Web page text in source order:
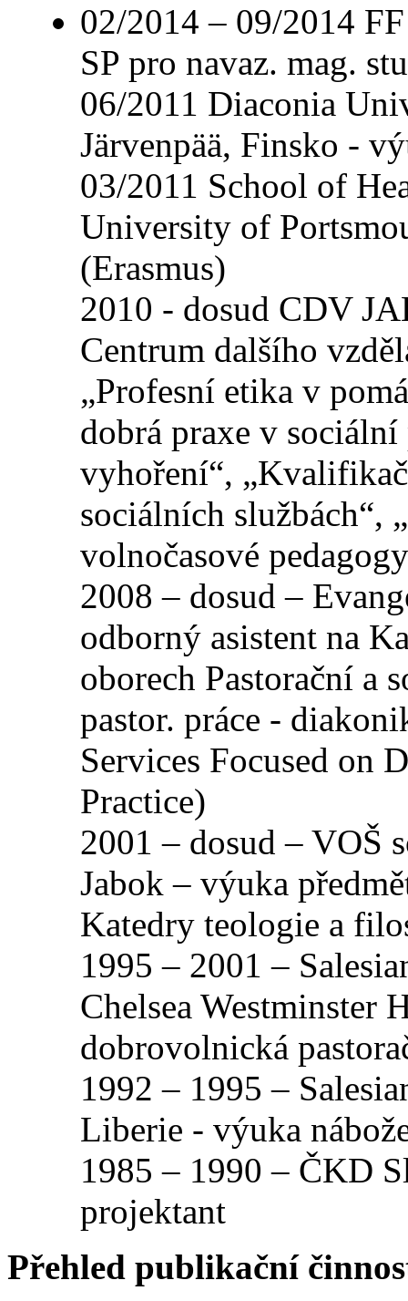
02/2014 – 09/2014
SP pro navaz. mag.
06/2011 Diaconia
Järvenpää, Finsko -
03/2011 School of
University of
(Erasmus)
2010 - dosud CDV
Centrum dalšího
„Profesní etika v
dobrá praxe v sociální
vyhoření“,
sociálních
volnočasové
2008 – dosud –
odborný asistent na
oborech Pastorační a
pastor. práce -
Services Focused on
Practice)
2001 – dosud – VOŠ
Jabok – výuka
Katedry teologie a
1995 – 2001 –
Chelsea Westminster
dobrovolnická
1992 – 1995 –
Liberie - výuka
1985 – 1990 – ČKD
projektant
Přehled publikační